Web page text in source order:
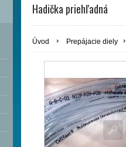
Hadička priehľadná
Úvod Prepájacie diely